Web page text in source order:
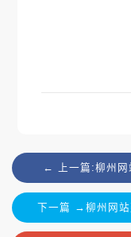
← 上一篇:柳州网
下一篇 →柳州网站